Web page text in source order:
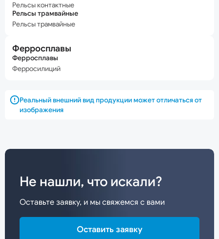
Рельсы контактные
Рельсы трамвайные
Рельсы трамвайные
Ферросплавы
Ферросплавы
Ферросилиций
Реальный внешний вид продукции может отличаться от
изображения
Не нашли, что искали?
Оставьте заявку, и мы свяжемся с вами
Оставить заявку